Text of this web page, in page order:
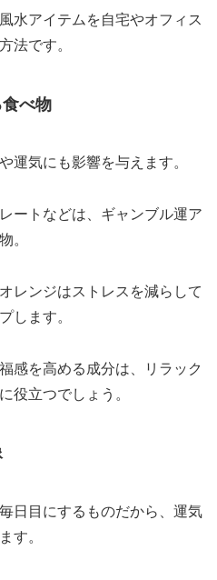
水アイテムを自宅やオフィス
法です。
べ物
運気にも影響を与えます。
ートなどは、ギャンブル運ア
。
レンジはストレスを減らして
します。
感を高める成分は、リラック
役立つでしょう。
日目にするものだから、運気
す。